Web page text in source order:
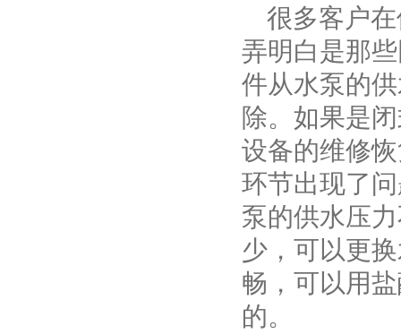
很多客户在
弄明白是那
件从水泵的
除。如果是
设备的维修
环节出现了
泵的供水压
少，可以更
畅，可以用
的。